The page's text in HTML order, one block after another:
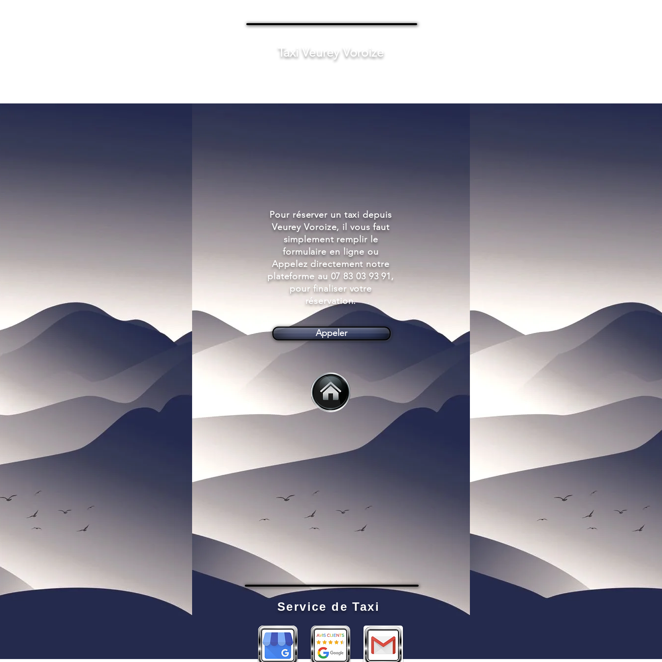
Taxi Veurey Voroize
Appeler
Pour réserver un taxi depuis
Veurey Voroize, il vous faut
simplement remplir le
formulaire en ligne ou
Appelez directement notre
plateforme au 07 83 03 93 91,
pour finaliser votre
réservation.
Service de Taxi